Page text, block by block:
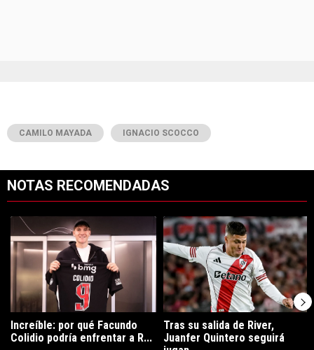
CAMILO MAYADA IGNACIO SCOCCO
NOTAS RECOMENDADAS
Un artículo de tendencia con el título "Increíble: por qué Facundo
Increíble: por qué Facundo
Colidio podría enfrentar a R...
Un artículo de tendencia con el
Tras su salida de River,
Juanfer Quintero seguirá